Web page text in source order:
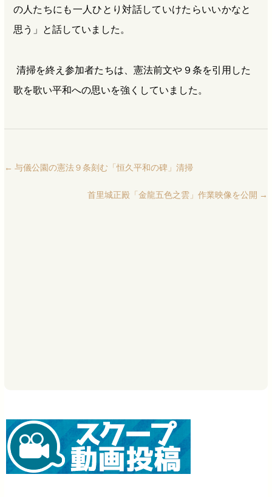
の人たちにも一人ひとり対話していけたらいいかなと
思う」と話していました。
清掃を終え参加者たちは、憲法前文や９条を引用した
歌を歌い平和への思いを強くしていました。
← 与儀公園の憲法９条刻む「恒久平和の碑」清掃
首里城正殿「金龍五色之雲」作業映像を公開 →